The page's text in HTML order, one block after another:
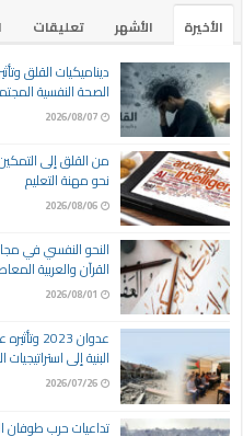
الأخيرة الأشهر تعليقات
ديناميكيات القلق
الصحة النفسية
2026/08/07
من القلق إلى
نحو مهنة التعليم
2026/08/06
النحو النفسي في
القرآن والعربية
2026/08/01
عدوان
البنية إلى
2026/07/26
تداعيات حرب طوفان